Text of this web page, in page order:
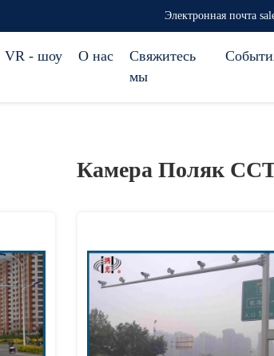
Электронная почта
VR - шоу О нас
Свяжитесь
мы
Камера Поляк